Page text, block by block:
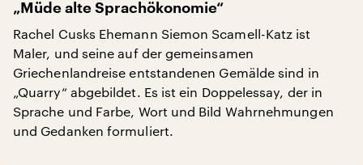
„Müde alte Sprachökonomie“
Rachel Cusks Ehemann Siemon Scamell-Katz ist
Maler, und seine auf der gemeinsamen
Griechenlandreise entstandenen Gemälde sind in
„Quarry“ abgebildet. Es ist ein Doppelessay, der in
Sprache und Farbe, Wort und Bild Wahrnehmungen
und Gedanken formuliert.